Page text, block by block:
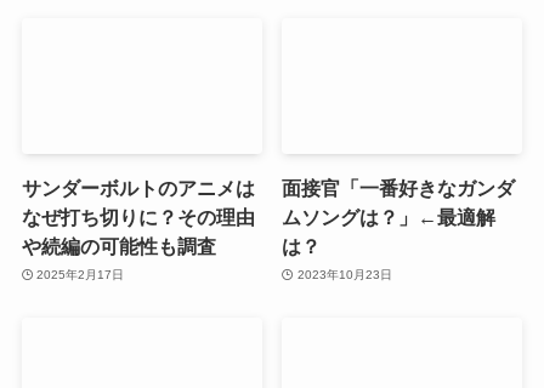
サンダーボルトのアニメは
なぜ打ち切りに？その理由
や続編の可能性も調査
2025年2月17日
面接官「一番好きなガンダ
ムソングは？」←最適解
は？
2023年10月23日